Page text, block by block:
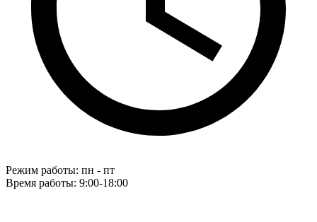
Режим работы: пн - пт
Время работы: 9:00-18:00